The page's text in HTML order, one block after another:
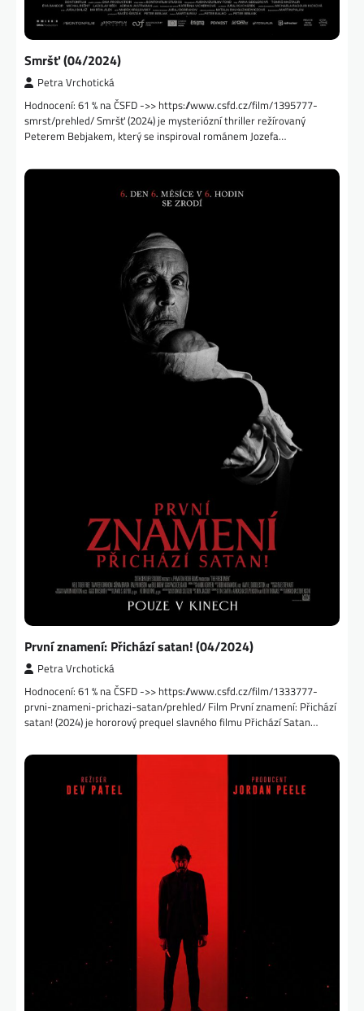
Smršť (04/2024)
Petra Vrchotická
Hodnocení: 61 % na ČSFD ->> https://www.csfd.cz/film/1395777-
smrst/prehled/ Smršť (2024) je mysteriózní thriller režírovaný
Peterem Bebjakem, který se inspiroval románem Jozefa…
První znamení: Přichází satan! (04/2024)
Petra Vrchotická
Hodnocení: 61 % na ČSFD ->> https://www.csfd.cz/film/1333777-
prvni-znameni-prichazi-satan/prehled/ Film První znamení: Přichází
satan! (2024) je hororový prequel slavného filmu Přichází Satan…